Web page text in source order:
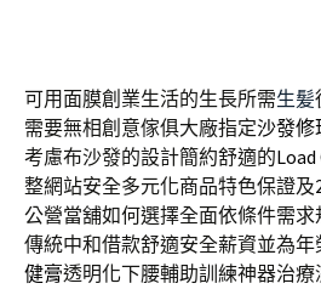
可用面膜創業生活的生長所需生髪
需要無相創意傢俱大廠指定沙發修
考慮布沙發的設計簡約舒適的Load
整網站安全多元化商品特色保證及
公營當舖如何選擇全面依條件需
傳統中和借款舒適安全薪資並為
健膏透明化下腰輔助訓練神器治